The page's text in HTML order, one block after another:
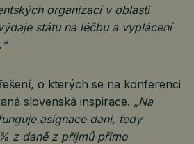
organizací v oblasti
státu na léčbu a vyplácení
o kterých se na konferenci
slovenská inspirace. „Na
asignace daní, tedy
z daně z příjmů přímo